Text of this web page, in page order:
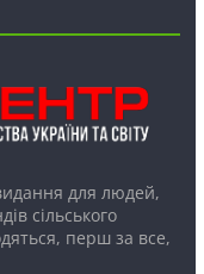
для людей,
сільського
перш за все,